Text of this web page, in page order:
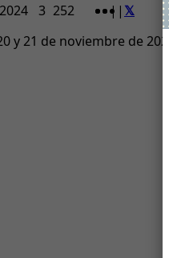
3 252 | |
y 21 de noviembre de 2024